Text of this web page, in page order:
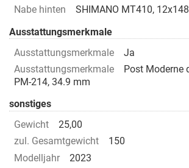
Nabe hinten
SHIMANO MT410,
Ausstattungsmerkmale
Ausstattungsmerkmale
Ja
Ausstattungsmerkmale
Post Moderne
PM-214, 34.9 mm
sonstiges
Gewicht
25,00
zul. Gesamtgewicht
150
Modelljahr
2023